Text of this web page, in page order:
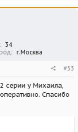
34
г.Москва
#53
серии у Михаила,
Спасибо